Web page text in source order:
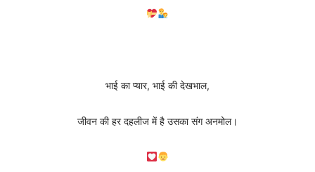
भाई का प्यार, भाई की देखभाल,
जीवन की हर दहलीज में है उसका संग अनमोल।